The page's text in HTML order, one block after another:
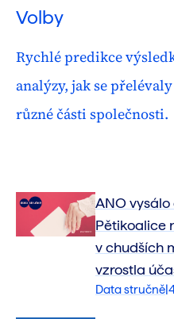
Volby
Rychlé predikce
analýzy, jak se
různé části společnosti.
Data stručně|
ANO
Pětikoalice
v chudších
vzrostla